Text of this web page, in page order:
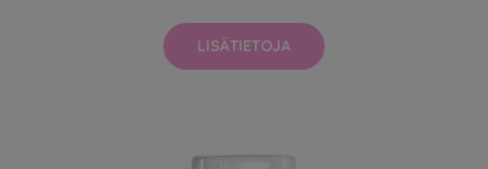
LISÄTIETOJA